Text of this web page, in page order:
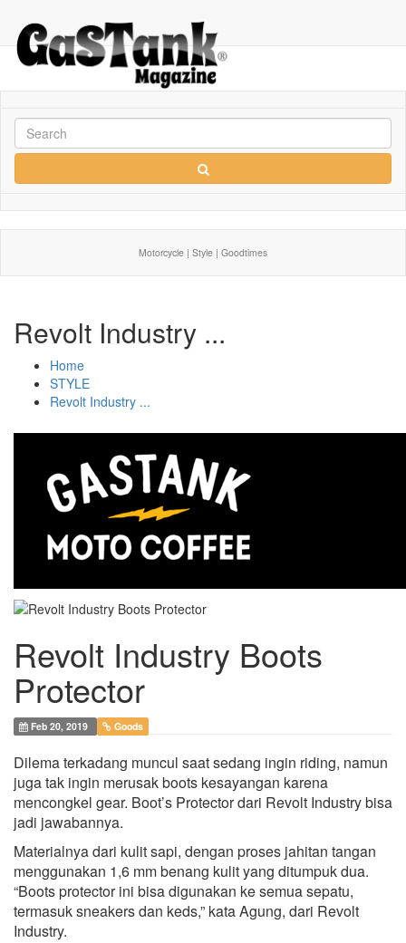
Motorcycle | Style | Goodtimes
Revolt Industry ...
Home
STYLE
Revolt Industry ...
Revolt Industry Boots
Protector
Feb 20, 2019 Goods
Dilema terkadang muncul saat sedang ingin riding, namun
juga tak ingin merusak boots kesayangan karena
mencongkel gear. Boot’s Protector dari Revolt Industry bisa
jadi jawabannya.
Materialnya dari kulit sapi, dengan proses jahitan tangan
menggunakan 1,6 mm benang kulit yang ditumpuk dua.
“Boots protector ini bisa digunakan ke semua sepatu,
termasuk sneakers dan keds,” kata Agung, dari Revolt
Industry.